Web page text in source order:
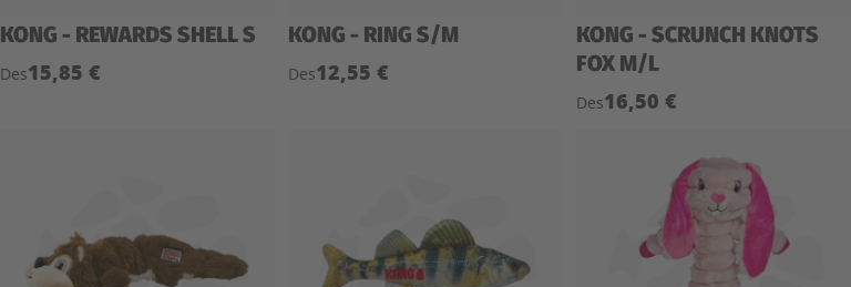
KONG - REWARDS SHELL S
Des15,85 €
KONG - RING S/M
Des12,55 €
KONG - SCRUNCH KNOTS
FOX M/L
Des16,50 €